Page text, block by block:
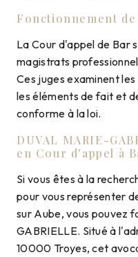
Fonctionnement
La Cour d'appel de Bar
magistrats
Ces juges examinent
les éléments de fait et
conforme à la loi.
DUVAL MARIE-
en Cour d'appel à
Si vous êtes à la
pour vous représenter
sur Aube, vous pouvez
GABRIELLE. Situé à
10000 Troyes, cet